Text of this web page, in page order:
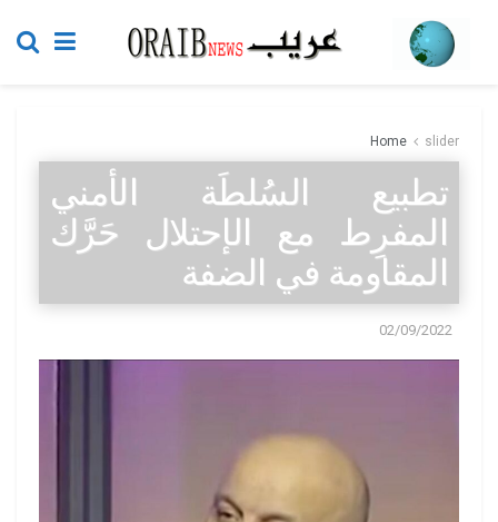
Home slider
تطبيع السُلطَة الأمني
المفرِط مع الإحتلال حَرَّك
المقاومة في الضفة
02/09/2022